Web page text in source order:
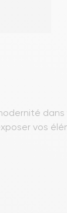
vos